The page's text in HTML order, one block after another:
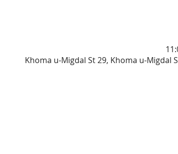
Khoma u-Migdal St 29, Khoma u-Migdal